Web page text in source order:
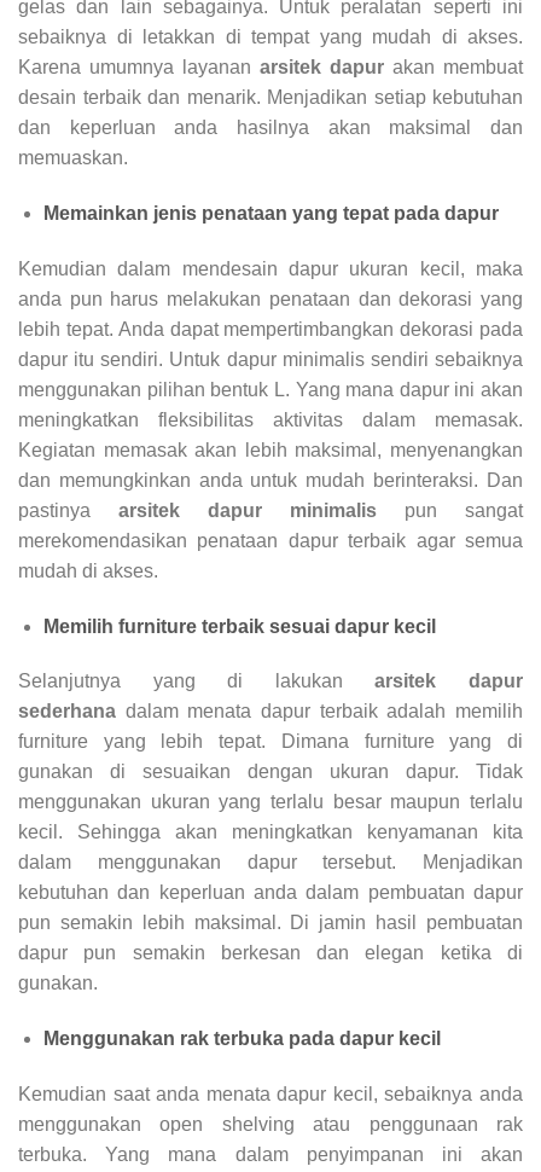
gelas dan lain sebagainya. Untuk peralatan seperti ini
sebaiknya di letakkan di tempat yang mudah di akses.
Karena umumnya layanan arsitek dapur akan membuat
desain terbaik dan menarik. Menjadikan setiap kebutuhan
dan keperluan anda hasilnya akan maksimal dan
memuaskan.
Memainkan jenis penataan yang tepat pada dapur
Kemudian dalam mendesain dapur ukuran kecil, maka
anda pun harus melakukan penataan dan dekorasi yang
lebih tepat. Anda dapat mempertimbangkan dekorasi pada
dapur itu sendiri. Untuk dapur minimalis sendiri sebaiknya
menggunakan pilihan bentuk L. Yang mana dapur ini akan
meningkatkan fleksibilitas aktivitas dalam memasak.
Kegiatan memasak akan lebih maksimal, menyenangkan
dan memungkinkan anda untuk mudah berinteraksi. Dan
pastinya arsitek dapur minimalis pun sangat
merekomendasikan penataan dapur terbaik agar semua
mudah di akses.
Memilih furniture terbaik sesuai dapur kecil
Selanjutnya yang di lakukanarsitek dapur
sederhana dalam menata dapur terbaik adalah memilih
furniture yang lebih tepat. Dimana furniture yang di
gunakan di sesuaikan dengan ukuran dapur. Tidak
menggunakan ukuran yang terlalu besar maupun terlalu
kecil. Sehingga akan meningkatkan kenyamanan kita
dalam menggunakan dapur tersebut. Menjadikan
kebutuhan dan keperluan anda dalam pembuatan dapur
pun semakin lebih maksimal. Di jamin hasil pembuatan
dapur pun semakin berkesan dan elegan ketika di
gunakan.
Menggunakan rak terbuka pada dapur kecil
Kemudian saat anda menata dapur kecil, sebaiknya anda
menggunakan open shelving atau penggunaan rak
terbuka. Yang mana dalam penyimpanan ini akan